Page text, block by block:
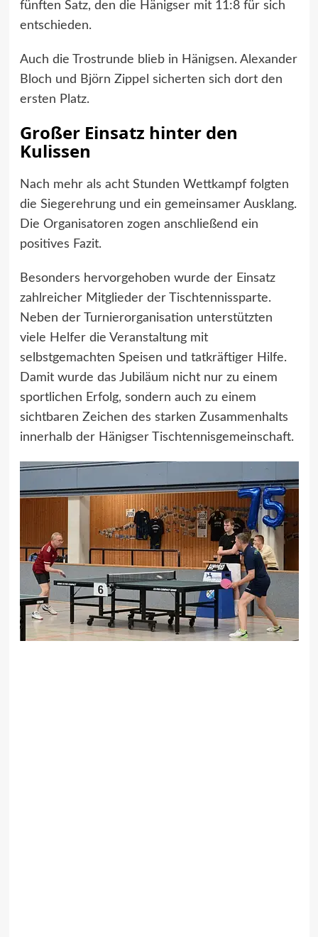
fünften Satz, den die Hänigser mit 11:8 für sich
entschieden.
Auch die Trostrunde blieb in Hänigsen. Alexander
Bloch und Björn Zippel sicherten sich dort den
ersten Platz.
Großer Einsatz hinter den
Kulissen
Nach mehr als acht Stunden Wettkampf folgten
die Siegerehrung und ein gemeinsamer Ausklang.
Die Organisatoren zogen anschließend ein
positives Fazit.
Besonders hervorgehoben wurde der Einsatz
zahlreicher Mitglieder der Tischtennissparte.
Neben der Turnierorganisation unterstützten
viele Helfer die Veranstaltung mit
selbstgemachten Speisen und tatkräftiger Hilfe.
Damit wurde das Jubiläum nicht nur zu einem
sportlichen Erfolg, sondern auch zu einem
sichtbaren Zeichen des starken Zusammenhalts
innerhalb der Hänigser Tischtennisgemeinschaft.